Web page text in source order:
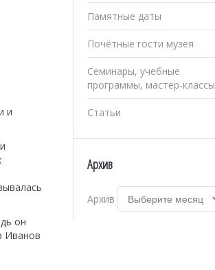
и
он
Иванов
Памятные даты
Почётные гости музея
Семинары, учебные
программы, мастер-классы
Статьи
Архив
Архив